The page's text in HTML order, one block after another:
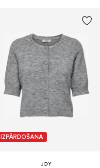
IZPĀRDOŠANA
JDY